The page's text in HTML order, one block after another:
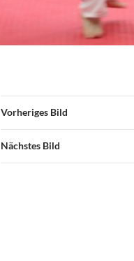
Vorheriges Bild
Nächstes Bild